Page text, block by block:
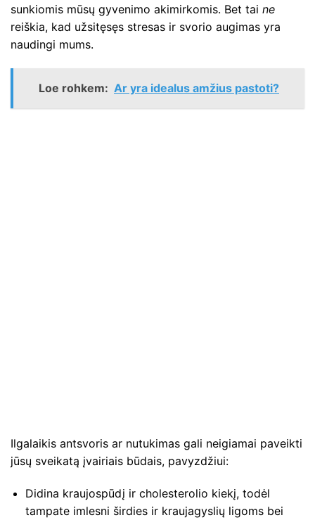
sunkiomis mūsų gyvenimo akimirkomis. Bet tai ne
reiškia, kad užsitęsęs stresas ir svorio augimas yra
naudingi mums.
Loe rohkem: Ar yra idealus amžius pastoti?
Ilgalaikis antsvoris ar nutukimas gali neigiamai paveikti
jūsų sveikatą įvairiais būdais, pavyzdžiui:
Didina kraujospūdį ir cholesterolio kiekį, todėl
tampate imlesni širdies ir kraujagyslių ligoms bei